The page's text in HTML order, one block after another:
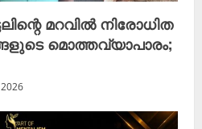
മറവിൽ നിരോധിത
മൊത്തവ്യാപാരം;